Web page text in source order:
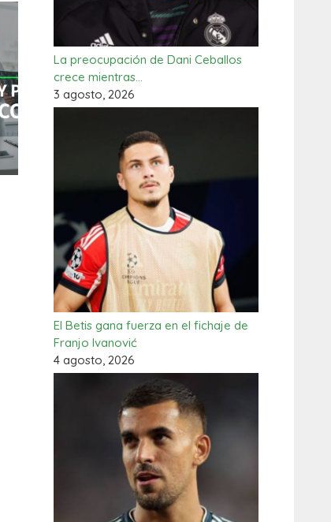
La preocupación de Dani Ceballos
crece mientras…
3 agosto, 2026
El Betis gana fuerza en el fichaje de
Franjo Ivanović
4 agosto, 2026